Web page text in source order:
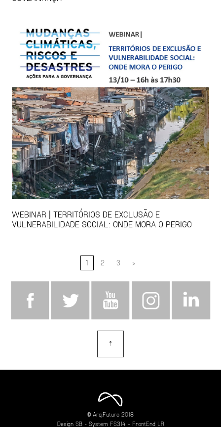
WEBINAR | TERRITÓRIOS DE EXCLUSÃO E
VULNERABILIDADE SOCIAL: ONDE MORA O PERIGO
1 2 3 >
⇡
© Arq.Futuro 2018
Design SB- System FS314 - FrontEnd LR